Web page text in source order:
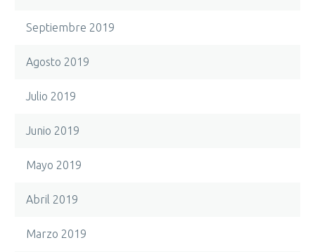
Septiembre 2019
Agosto 2019
Julio 2019
Junio 2019
Mayo 2019
Abril 2019
Marzo 2019